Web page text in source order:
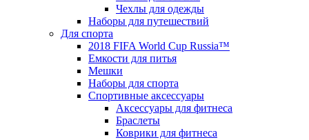
Чехлы для одежды
Наборы для путешествий
Для спорта
2018 FIFA World Cup Russia™
Емкости для питья
Мешки
Наборы для спорта
Спортивные аксессуары
Аксессуары для фитнеса
Браслеты
Коврики для фитнеса